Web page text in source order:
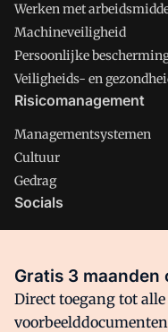
Werken met
Machineveiligheid
Persoonlijke
Veiligheids- en
Risicomanagement
Managementsystemen
Cultuur
Gedrag
Socials
Facebook
Gratis 3
Direct toegang tot